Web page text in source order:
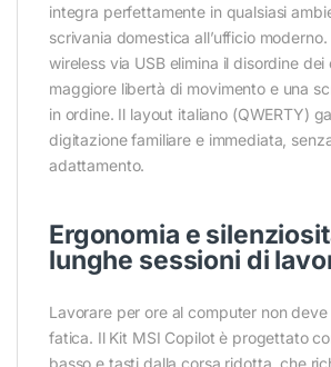
integra perfettamente in qualsiasi
scrivania domestica all’ufficio
wireless via USB elimina il disordine
maggiore libertà di movimento e una
in ordine. Il layout italiano (QWERTY)
digitazione familiare e immediata,
adattamento.
Ergonomia e
lunghe sessioni di
Lavorare per ore al computer non deve
fatica. Il Kit MSI Copilot è progettato
basso e tasti dalla corsa ridotta, che